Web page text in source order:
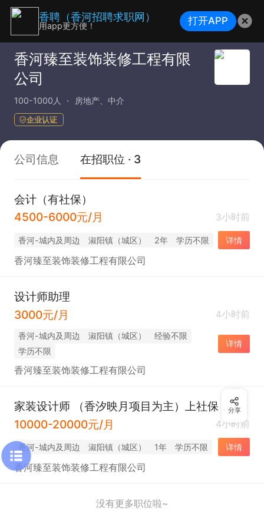
香河臻至装饰装修工程有限
公司
100-1000人 房地产、中介
企业认证
公司信息 在招职位 · 3
会计（有社保）
4500-6000元/月
3小时前
香河-城内及周边 淑阳镇（城区） 2年 学历不限 详情
香河臻至装饰装修工程有限公司
设计师助理
3000元/月
4小时前
香河-城内及周边 淑阳镇（城区）
经验不限
学历不限
详情
香河臻至装饰装修工程有限公司
家装设计师 （香汐映月项目为主）上社保，有公休
10000-20000元/月
4小时前
香河-城内及周边 淑阳镇（城区） 1年 学历不限 详情
香河臻至装饰装修工程有限公司
没有更多职位啦~
分享
香聘（香河招聘求职网）
用app更方便！ 打开APP